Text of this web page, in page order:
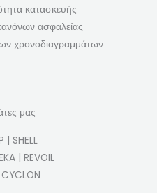
κατασκευής
ασφαλείας
χρονοδιαγραμμάτων
μας
| SHELL
| REVOIL